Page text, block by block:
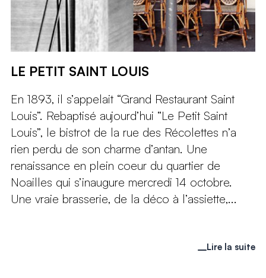
LE PETIT SAINT LOUIS
En 1893, il s’appelait “Grand Restaurant Saint
Louis”. Rebaptisé aujourd’hui “Le Petit Saint
Louis”, le bistrot de la rue des Récolettes n’a
rien perdu de son charme d’antan. Une
renaissance en plein coeur du quartier de
Noailles qui s’inaugure mercredi 14 octobre.
Une vraie brasserie, de la déco à l’assiette,...
Lire la suite